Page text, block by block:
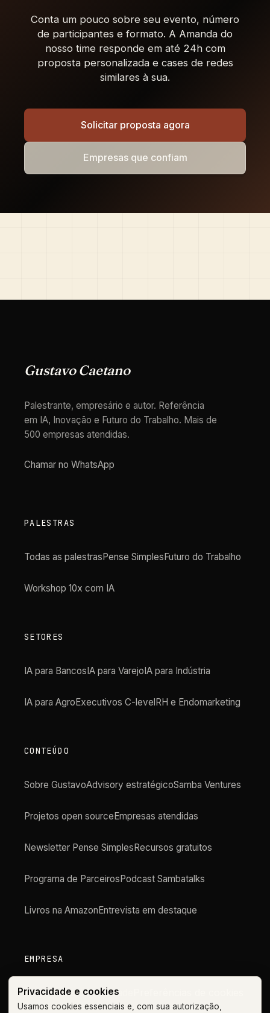
Conta um pouco sobre seu evento, número
de participantes e formato. A Amanda do
nosso time responde em até 24h com
proposta personalizada e cases de redes
similares à sua.
Solicitar proposta agora
Empresas que confiam
Gustavo Caetano
Palestrante, empresário e autor. Referência
em IA, Inovação e Futuro do Trabalho. Mais de
500 empresas atendidas.
Chamar no WhatsApp
PALESTRAS
Todas as palestrasPense SimplesFuturo do Trabalho
Workshop 10x com IA
SETORES
IA para BancosIA para VarejoIA para Indústria
IA para AgroExecutivos C-levelRH e Endomarketing
CONTEÚDO
Sobre GustavoAdvisory estratégicoSamba Ventures
Projetos open sourceEmpresas atendidas
Newsletter Pense SimplesRecursos gratuitos
Programa de ParceirosPodcast Sambatalks
Livros na AmazonEntrevista em destaque
EMPRESA
Blog ContatoPrivacidade
Privacidade e cookies
Usamos cookies essenciais e, com sua autorização,